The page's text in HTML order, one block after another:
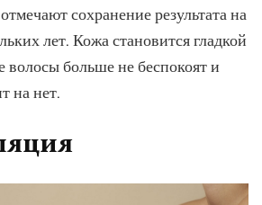
сохранение результата на
лет. Кожа становится гладкой
больше не беспокоят и
на нет.